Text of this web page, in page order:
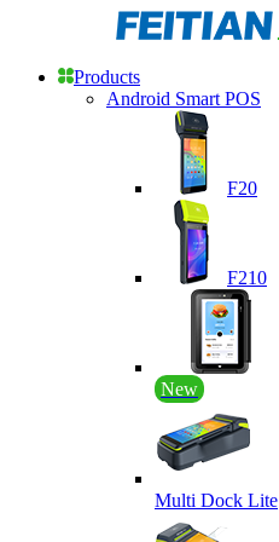
Products
Android Smart POS
F20
F210
New
Multi Dock Lite